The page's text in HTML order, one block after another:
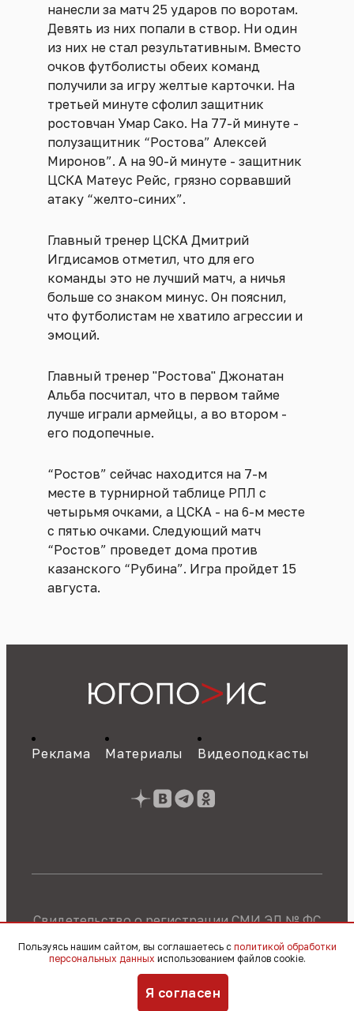
нанесли за матч 25 ударов по воротам.
Девять из них попали в створ. Ни один
из них не стал результативным. Вместо
очков футболисты обеих команд
получили за игру желтые карточки. На
третьей минуте сфолил защитник
ростовчан Умар Сако. На 77-й минуте -
полузащитник “Ростова” Алексей
Миронов”. А на 90-й минуте - защитник
ЦСКА Матеус Рейс, грязно сорвавший
атаку “желто-синих”.
Главный тренер ЦСКА Дмитрий
Игдисамов отметил, что для его
команды это не лучший матч, а ничья
больше со знаком минус. Он пояснил,
что футболистам не хватило агрессии и
эмоций.
Главный тренер "Ростова" Джонатан
Альба посчитал, что в первом тайме
лучше играли армейцы, а во втором -
его подопечные.
“Ростов” сейчас находится на 7-м
месте в турнирной таблице РПЛ с
четырьмя очками, а ЦСКА - на 6-м месте
с пятью очками. Следующий матч
“Ростов” проведет дома против
казанского “Рубина”. Игра пройдет 15
августа.
Реклама Материалы Видеоподкасты
Свидетельство о регистрации СМИ ЭЛ № ФС
обработке персональных данных
© 2010 – 2026, OOO «Югополис» / 16+
Пользуясь нашим сайтом, вы соглашаетесь с политикой обработки
персональных данных использованием файлов cookie.
Я согласен